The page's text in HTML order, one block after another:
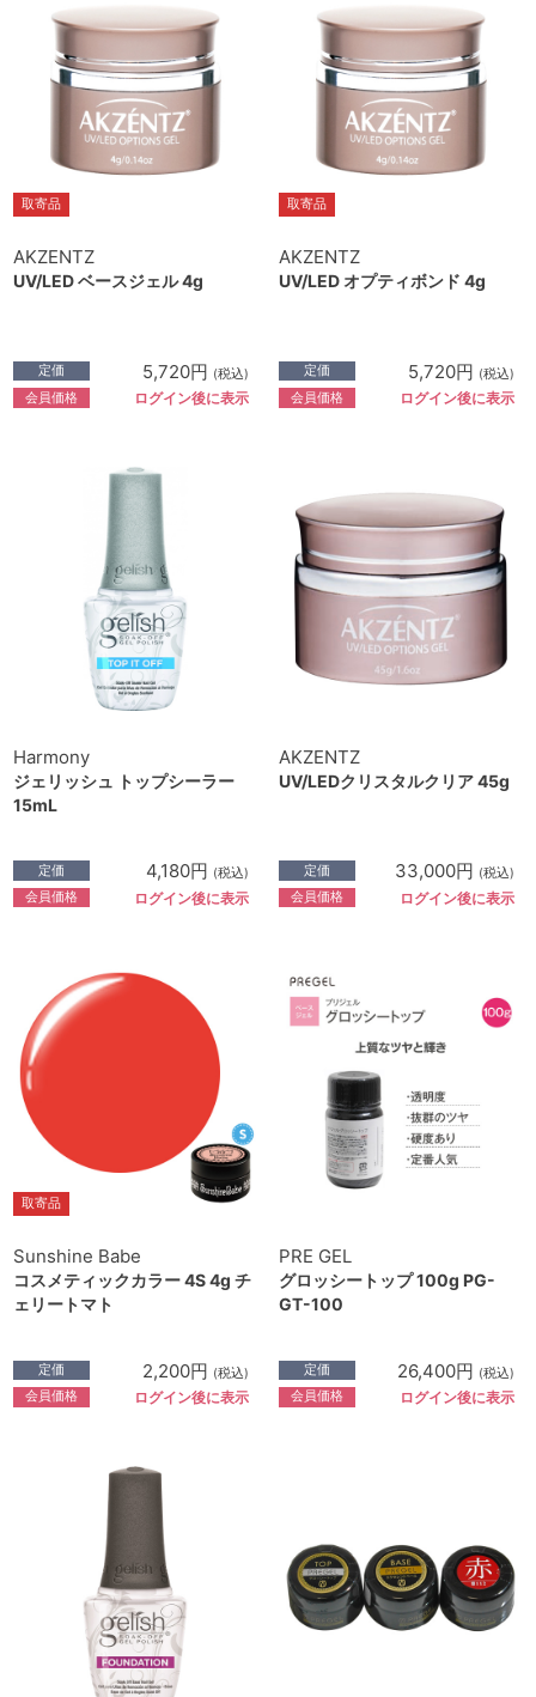
取寄品
AKZENTZ
UV/LED ベースジェル 4g
定価 5,720円 (税込)
会員価格 ログイン後に表示
取寄品
AKZENTZ
UV/LED オプティボンド 4g
定価 5,720円 (税込)
会員価格 ログイン後に表示
Harmony
ジェリッシュ トップシーラー
15mL
定価 4,180円 (税込)
会員価格 ログイン後に表示
AKZENTZ
UV/LEDクリスタルクリア 45g
定価 33,000円 (税込)
会員価格 ログイン後に表示
取寄品
Sunshine Babe
コスメティックカラー 4S 4g チ
ェリートマト
定価 2,200円 (税込)
会員価格 ログイン後に表示
PRE GEL
グロッシートップ 100g PG-
GT-100
定価 26,400円 (税込)
会員価格 ログイン後に表示